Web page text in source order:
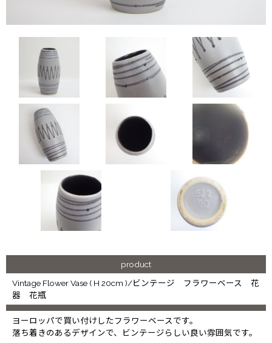
product
Vintage Flower Vase ( H 20cm )/ビンテージ フラワーベース 花
器 花瓶
ヨーロッパで買い付けしたフラワーベースです。
落ち着きのあるデザインで、ビンテージらしい良い雰囲気です。